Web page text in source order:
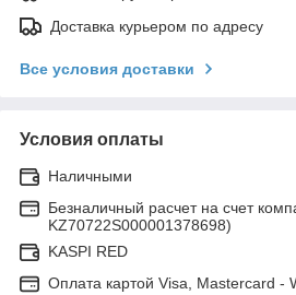
Доставка курьером по адресу
Все условия доставки
Условия оплаты
Наличными
Безналичный расчет на счет
KZ70722S000001378698)
KASPI RED
Оплата картой Visa, Mastercard -